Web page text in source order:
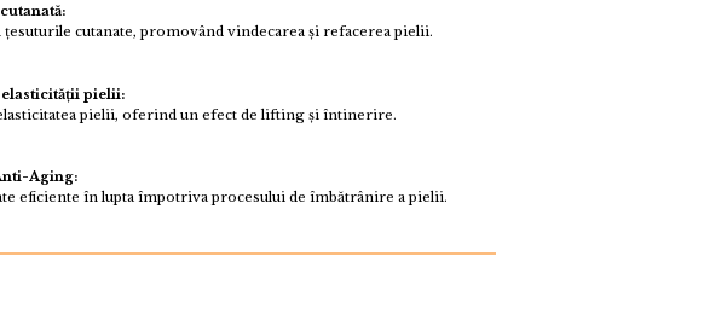
țesuturile cutanate, promovând vindecarea și refacerea pielii.
pielii:
pielii, oferind un efect de lifting și întinerire.
Aging:
eficiente în lupta împotriva procesului de îmbătrânire a pielii.